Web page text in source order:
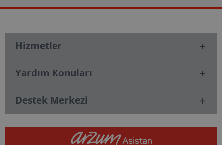
Hizmetler
Yardım Konuları
Destek Merkezi